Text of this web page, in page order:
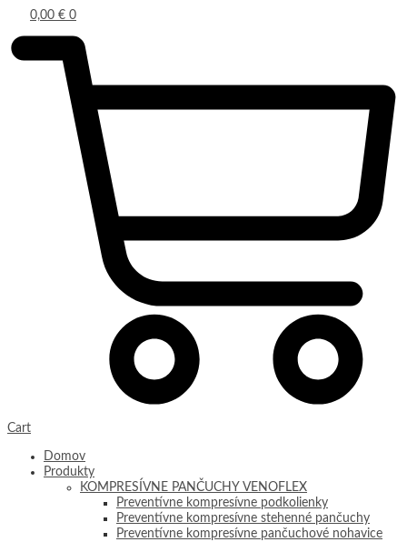
0,00 € 0
Cart
Domov
Produkty
KOMPRESÍVNE PANČUCHY VENOFLEX
Preventívne kompresívne podkolienky
Preventívne kompresívne stehenné pančuchy
Preventívne kompresívne pančuchové nohavice